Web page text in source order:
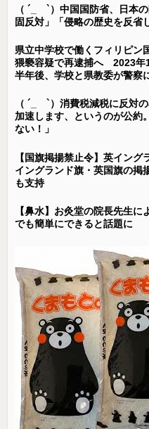
（ ´_ゝ`）中国国防省、日本
固反対」「侵略の歴史を反省
県立中学校で働くフィリピン
猥褻容疑で再逮捕へ 2023年
半年後、学校と県教委が警察
（ ´_ゝ`）消費税減税に反対
加速します、というのが公約
ない！」
【国旗掲揚禁止令】英イン
イングランド旗・英国旗の掲
も支持
【鼻水】お灸堂の院長先生
でも簡単にできると話題に